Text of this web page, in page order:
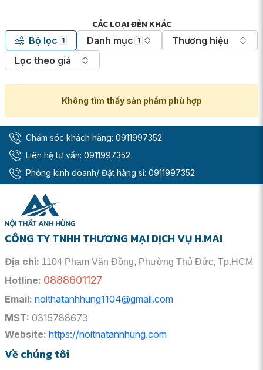
CÁC LOẠI ĐÈN KHÁC
Bộ lọc 1 Danh mục 1
Thương hiệu
Lọc theo giá
Không tìm thấy sản phẩm phù hợp
Chăm sóc khách hàng: 0911997352
Liên hệ tư vấn: 0911997352
Phòng kinh doanh/ Đặt hàng sỉ: 0911997352
CÔNG TY TNHH THƯƠNG MẠI DỊCH VỤ H.MAI
Địa chỉ: 1104 Phạm Văn Đồng, Phường Thủ Đức, Tp.HCM
Hotline: 0888601127
Email: noithatanhhung1104@gmail.com
MST: 0315788673
Website: https://noithatanhhung.com
Về chúng tôi